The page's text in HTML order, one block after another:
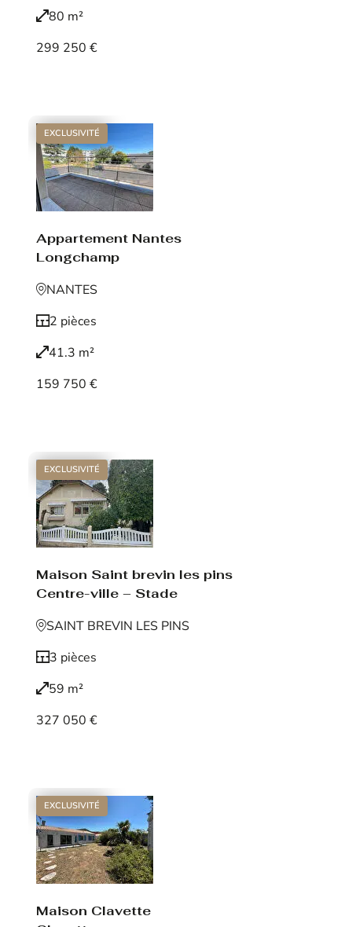
80 m²
299 250 €
EXCLUSIVITÉ
Appartement Nantes
Longchamp
NANTES
2 pièces
41.3 m²
159 750 €
EXCLUSIVITÉ
Maison Saint brevin les pins
Centre-ville – Stade
SAINT BREVIN LES PINS
3 pièces
59 m²
327 050 €
EXCLUSIVITÉ
Maison Clavette